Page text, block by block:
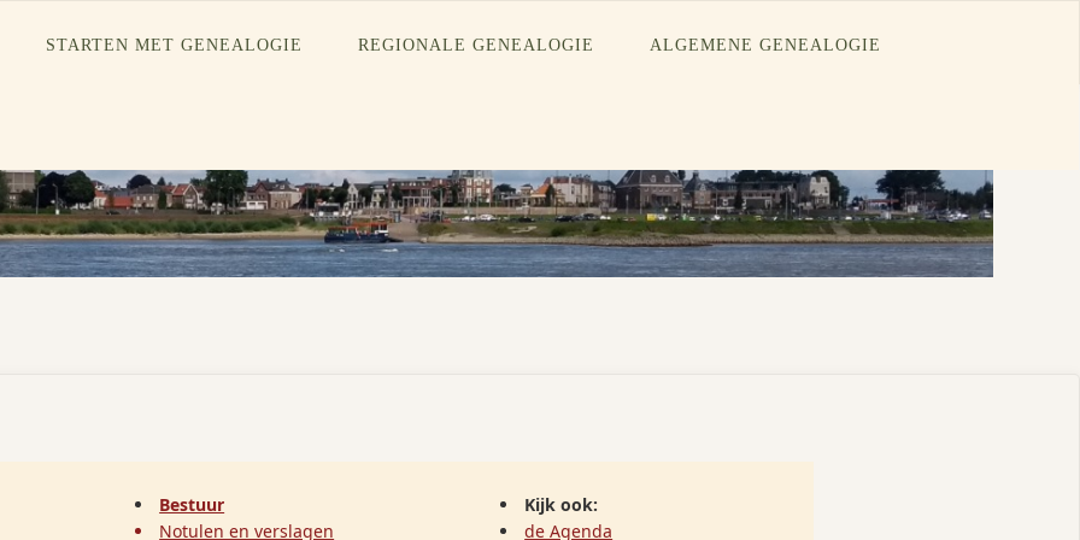
STARTEN MET GENEALOGIE REGIONALE GENEALOGIE ALGEMENE GENEALOGIE
Bestuur
Notulen en verslagen
Kijk ook:
de Agenda